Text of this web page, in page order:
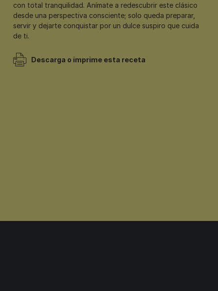
con total tranquilidad. Anímate a redescubrir este clásico
desde una perspectiva consciente; solo queda preparar,
servir y dejarte conquistar por un dulce suspiro que cuida
de ti.
Descarga o imprime esta receta